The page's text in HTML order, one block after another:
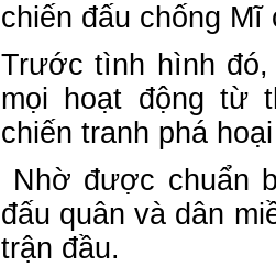
chiến đấu chống
Trước tình hình đó,
mọi hoạt động từ
chiến tranh phá
Nhờ được chuẩn
đấu quân và dân
trận đầu.